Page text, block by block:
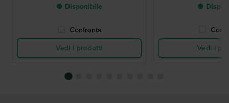
● Disponibile
Confronta
Vedi i prodotti
●
Vedi i